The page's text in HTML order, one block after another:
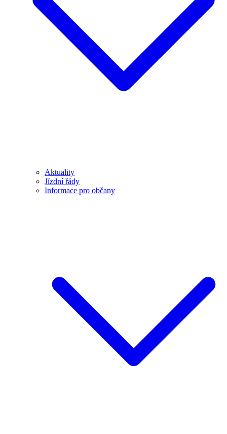
Aktuality
Jízdní řády
Informace pro občany